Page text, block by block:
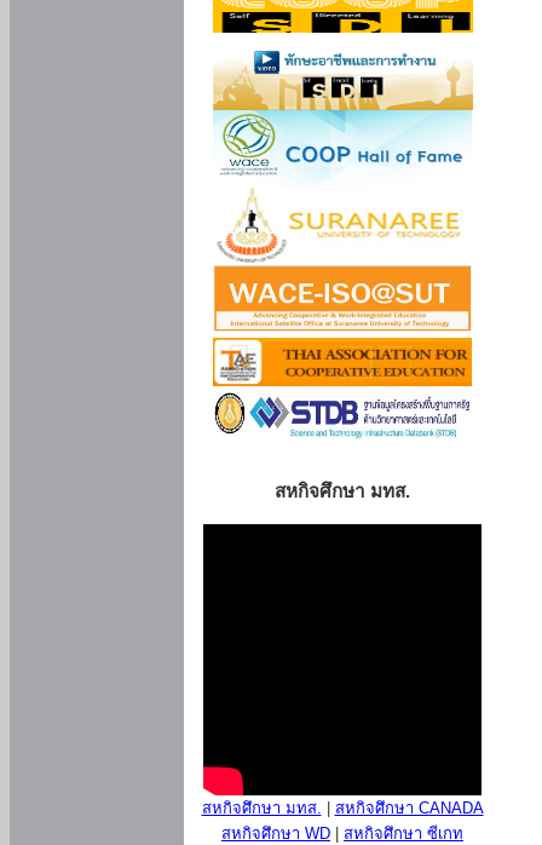
สหกิจศึกษา มทส.
สหกิจศึกษา มทส.
สหกิจศึกษา CANADA
สหกิจศึกษา WD
สหกิจศึกษา ซีเกท